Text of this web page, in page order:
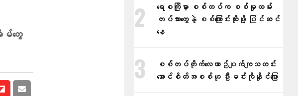
တွေ
ရေစကြိုမှာ စစ်တပ်က စစ်မှုထမ်း
တပ်သားတွေနဲ့ စစ်ကြောင်းထိုးဖို့ ပြင်ဆင်
နေ
စစ်တပ်တိုက်​လေယာဥ်ပျက်ကျသတင်း
အောင်စိတ်အစစ်ဟု ဦးမင်းကိုနိုင်​ပြော